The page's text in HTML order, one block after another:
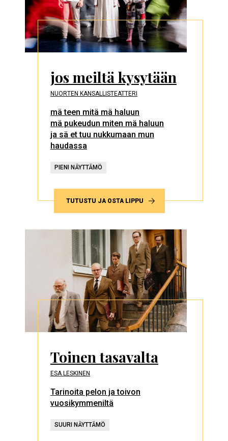
jos meiltä kysytään
NUORTEN KANSALLISTEATTERI
mä teen mitä mä haluun
mä pukeudun miten mä haluun
ja sä et tuu nukkumaan mun
haudassa
PIENI NÄYTTÄMÖ
TUTUSTU JA OSTA LIPPU
Toinen tasavalta
ESA LESKINEN
Tarinoita pelon ja toivon
vuosikymmeniltä
SUURI NÄYTTÄMÖ